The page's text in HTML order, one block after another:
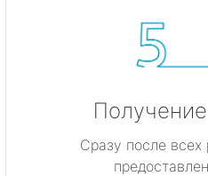
Сразу после всех